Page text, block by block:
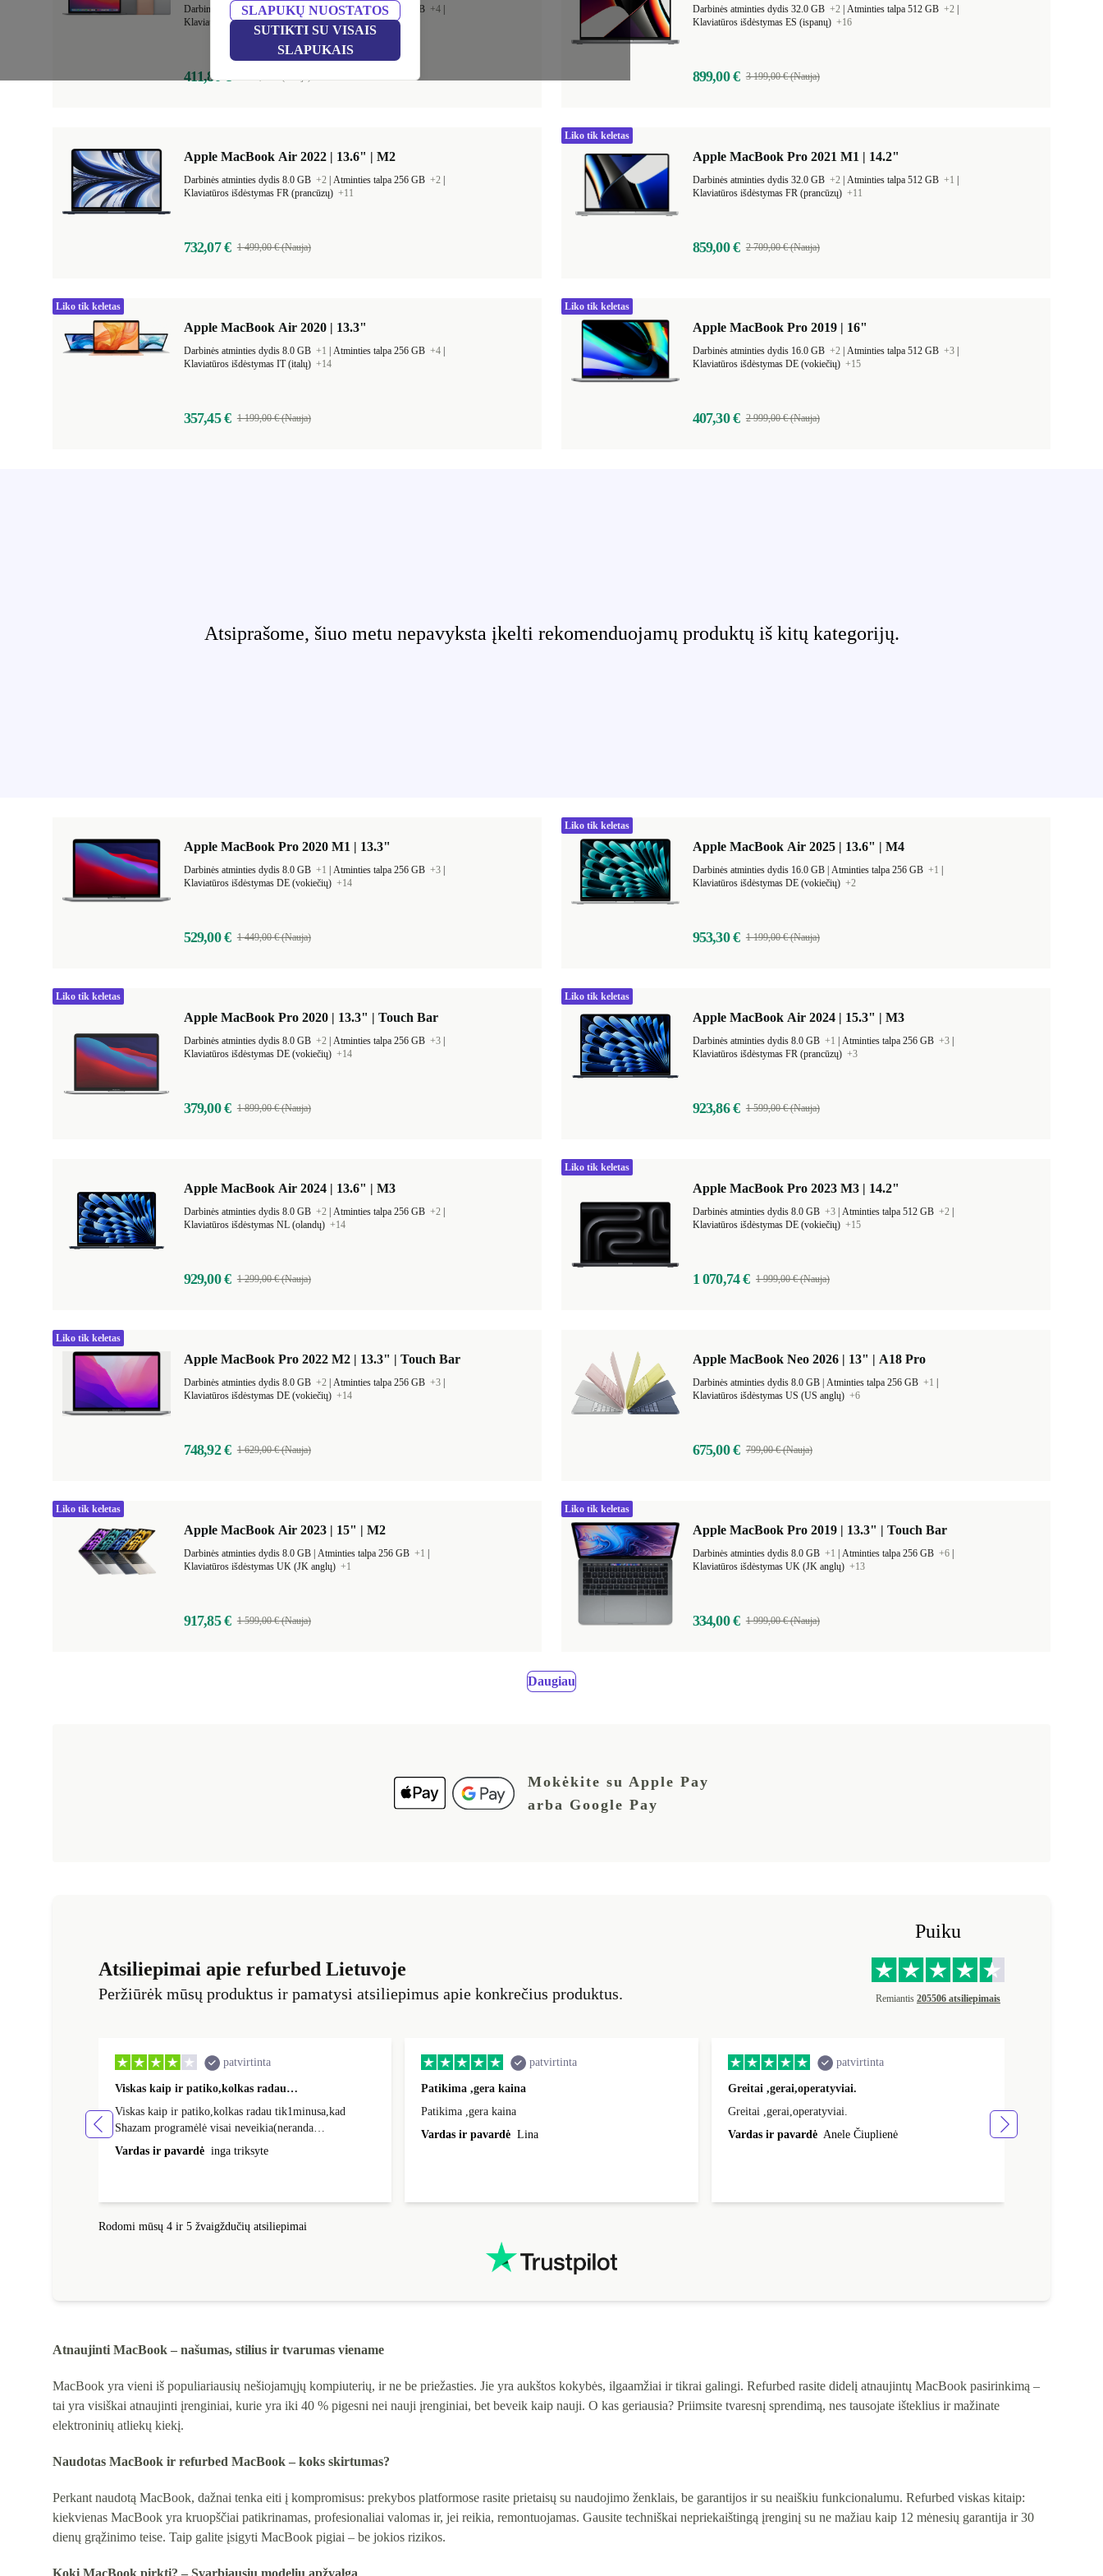
SLAPUKŲ NUOSTATOS
SUTIKTI SU VISAIS
SLAPUKAIS
Darbinės atminties dydis 8.0 GB+1 |Atminties talpa 256 GB +4
Klaviatūros išdėstymas US (US anglų)+20
411,80 €
Darbinės atminties dydis 32.0 GB +2 Atminties talpa 512 GB +2
Klaviatūros išdėstymas ES (ispanų) +16
899,00 € 3 199,00 € (Nauja)
Apple MacBook Air 2022 | 13.6" | M2
Darbinės atminties dydis 8.0 GB +2 Atminties talpa 256 GB +2
Klaviatūros išdėstymas FR (prancūzų) +11
732,07 € 1 499,00 € (Nauja)
Apple MacBook Pro 2021 M1 | 14.2"
Darbinės atminties dydis 32.0 GB +2 Atminties talpa 512 GB +1
Klaviatūros išdėstymas FR (prancūzų) +11
859,00 € 2 709,00 € (Nauja)
Liko tik keletas
Apple MacBook Air 2020 | 13.3"
Darbinės atminties dydis 8.0 GB +1 Atminties talpa 256 GB +4
Klaviatūros išdėstymas IT (italų) +14
357,45 € 1 199,00 € (Nauja)
Liko tik keletas
Apple MacBook Pro 2019 | 16"
Darbinės atminties dydis 16.0 GB +2 Atminties talpa 512 GB +3
Klaviatūros išdėstymas DE (vokiečių) +15
407,30 € 2 999,00 € (Nauja)
Liko tik keletas
Atsiprašome, šiuo metu nepavyksta įkelti rekomenduojamų produktų iš kitų kategorijų.
Apple MacBook Pro 2020 M1 | 13.3"
Darbinės atminties dydis 8.0 GB +1 Atminties talpa 256 GB +3
Klaviatūros išdėstymas DE (vokiečių) +14
529,00 € 1 449,00 € (Nauja)
Apple MacBook Air 2025 | 13.6" | M4
Atminties talpa 256 GB +1
Klaviatūros išdėstymas DE (vokiečių) +2
953,30 € 1 199,00 € (Nauja)
Liko tik keletas
Apple MacBook Pro 2020 | 13.3" | Touch Bar
Darbinės atminties dydis 8.0 GB +2 Atminties talpa 256 GB +3
Klaviatūros išdėstymas DE (vokiečių) +14
379,00 € 1 899,00 € (Nauja)
Liko tik keletas
Apple MacBook Air 2024 | 15.3" | M3
Darbinės atminties dydis 8.0 GB +1 Atminties talpa 256 GB +3
Klaviatūros išdėstymas FR (prancūzų) +3
923,86 € 1 599,00 € (Nauja)
Liko tik keletas
Apple MacBook Air 2024 | 13.6" | M3
Darbinės atminties dydis 8.0 GB +2 Atminties talpa 256 GB +2
Klaviatūros išdėstymas NL (olandų) +14
929,00 € 1 299,00 € (Nauja)
Apple MacBook Pro 2023 M3 | 14.2"
Darbinės atminties dydis 8.0 GB +3 Atminties talpa 512 GB +2
Klaviatūros išdėstymas DE (vokiečių) +15
1 070,74 € 1 999,00 € (Nauja)
Liko tik keletas
Apple MacBook Pro 2022 M2 | 13.3" | Touch Bar
Darbinės atminties dydis 8.0 GB +2 Atminties talpa 256 GB +3
Klaviatūros išdėstymas DE (vokiečių) +14
748,92 € 1 629,00 € (Nauja)
Liko tik keletas
Apple MacBook Neo 2026 | 13" | A18 Pro
Atminties talpa 256 GB +1
Klaviatūros išdėstymas US (US anglų) +6
675,00 € 799,00 € (Nauja)
Apple MacBook Air 2023 | 15" | M2
Atminties talpa 256 GB +1
Klaviatūros išdėstymas UK (JK anglų) +1
917,85 € 1 599,00 € (Nauja)
Liko tik keletas
Apple MacBook Pro 2019 | 13.3" | Touch Bar
Darbinės atminties dydis 8.0 GB +1 Atminties talpa 256 GB +6
Klaviatūros išdėstymas UK (JK anglų) +13
334,00 € 1 999,00 € (Nauja)
Liko tik keletas
Daugiau
Mokėkite su Apple Pay
arba Google Pay
Atsiliepimai apie refurbed Lietuvoje
Peržiūrėk mūsų produktus ir pamatysi atsiliepimus apie konkrečius produktus.
Puiku
Remiantis 205506 atsiliepimais
patvirtinta
Viskas kaip ir patiko,kolkas radau…
Viskas kaip ir patiko,kolkas radau tik1minusa,kad
Shazam programėlė visai neveikia(neranda
muzikos),šituo dalyku visai nusivyliau.
Vardas ir pavardė inga triksyte
patvirtinta
Patikima ,gera kaina
Patikima ,gera kaina
Vardas ir pavardė Lina
patvirtinta
Greitai ,gerai,operatyviai.
Greitai ,gerai,operatyviai.
Vardas ir pavardė Anele Čiuplienė
Rodomi mūsų 4 ir 5 žvaigždučių atsiliepimai
Atnaujinti MacBook – našumas, stilius ir tvarumas viename
MacBook yra vieni iš populiariausių nešiojamųjų kompiuterių, ir ne be priežasties. Jie yra aukštos kokybės, ilgaamžiai ir tikrai galingi. Refurbed rasite didelį atnaujintų MacBook pasirinkimą –
tai yra visiškai atnaujinti įrenginiai, kurie yra iki 40 % pigesni nei nauji įrenginiai, bet beveik kaip nauji. O kas geriausia? Priimsite tvaresnį sprendimą, nes tausojate išteklius ir mažinate
elektroninių atliekų kiekį.
Naudotas MacBook ir refurbed MacBook – koks skirtumas?
Perkant naudotą MacBook, dažnai tenka eiti į kompromisus: prekybos platformose rasite prietaisų su naudojimo ženklais, be garantijos ir su neaiškiu funkcionalumu. Refurbed viskas kitaip:
kiekvienas MacBook yra kruopščiai patikrinamas, profesionaliai valomas ir, jei reikia, remontuojamas. Gausite techniškai nepriekaištingą įrenginį su ne mažiau kaip 12 mėnesių garantija ir 30
dienų grąžinimo teise. Taip galite įsigyti MacBook pigiai – be jokios rizikos.
Kokį MacBook pirkti? – Svarbiausių modelių apžvalga